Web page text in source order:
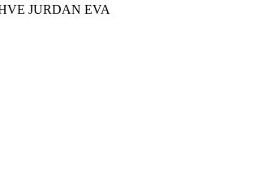
JURDAN EVA